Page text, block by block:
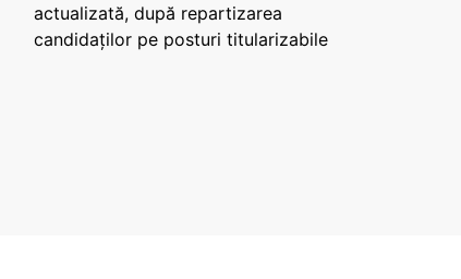
actualizată, după repartizarea
candidaților pe posturi titularizabile